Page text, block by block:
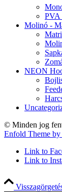
PVA
Molinó -
NEON
© Minden jog
Enfold Theme
Link to
Link to